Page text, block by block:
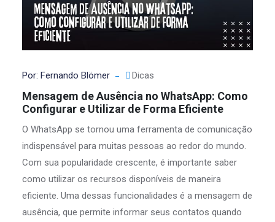
Por: Fernando Blömer Dicas
Mensagem de Ausência no WhatsApp: Como
Configurar e Utilizar de Forma Eficiente
O WhatsApp se tornou uma ferramenta de comunicação
indispensável para muitas pessoas ao redor do mundo.
Com sua popularidade crescente, é importante saber
como utilizar os recursos disponíveis de maneira
eficiente. Uma dessas funcionalidades é a mensagem de
ausência, que permite informar seus contatos quando